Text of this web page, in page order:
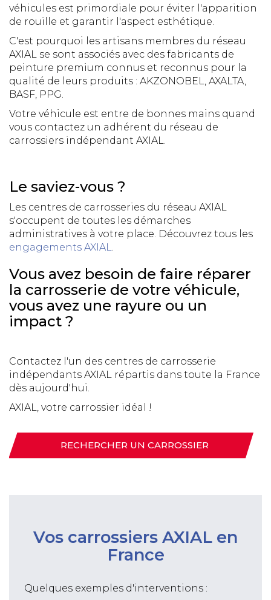
véhicules est primordiale pour éviter l'apparition
de rouille et garantir l'aspect esthétique.
C'est pourquoi les artisans membres du réseau
AXIAL se sont associés avec des fabricants de
peinture premium connus et reconnus pour la
qualité de leurs produits : AKZONOBEL, AXALTA,
BASF, PPG.
Votre véhicule est entre de bonnes mains quand
vous contactez un adhérent du réseau de
carrossiers indépendant AXIAL.
Le saviez-vous ?
Les centres de carrosseries du réseau AXIAL
s'occupent de toutes les démarches
administratives à votre place. Découvrez tous les
engagements AXIAL
Vous avez besoin de faire réparer
la carrosserie de votre véhicule,
vous avez une rayure ou un
impact ?
Contactez l'un des centres de carrosserie
indépendants AXIAL répartis dans toute la France
dès aujourd'hui.
AXIAL, votre carrossier idéal !
RECHERCHER UN CARROSSIER
Vos carrossiers AXIAL en
France
Quelques exemples d'interventions :